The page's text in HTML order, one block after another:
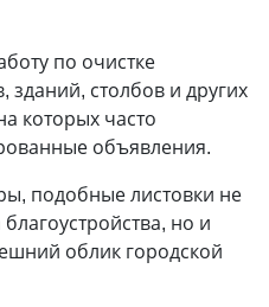
по очистке
зданий, столбов и других
которых часто
объявления.
подобные листовки не
но и
облик городской